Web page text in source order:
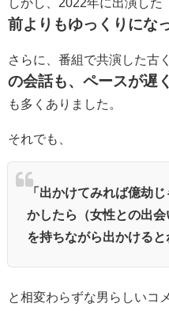
前よりもゆっくりにな
さらに、番組で共演した古
の会話も、ペースが遅
も多くありました。
それでも、
「出かけてみれば億劫
かしたら（女性との出
を持ちながら出かけると
と相変わらずな男らしいコ